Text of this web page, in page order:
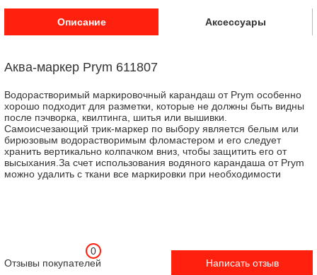
Описание Аксессуары
Аква-маркер Prym 611807
Водорастворимый маркировочный карандаш от Prym особенно
хорошо подходит для разметки, которые не должны быть видны
после пэчворка, квилтинга, шитья или вышивки.
Самоисчезающий трик-маркер по выбору является белым или
бирюзовым водорастворимым фломастером и его следует
хранить вертикально колпачком вниз, чтобы защитить его от
высыхания.За счет использования водяного карандаша от Prym
можно удалить с ткани все маркировки при необходимости
Отзывы покупателей
0
Написать отзыв